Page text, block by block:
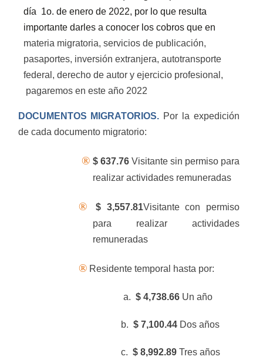
día 1o. de enero de 2022, por lo que resulta
importante darles a conocer los cobros que en
materia migratoria, servicios de publicación,
pasaportes, inversión extranjera, autotransporte
federal, derecho de autor y ejercicio profesional,
pagaremos en este año 2022
DOCUMENTOS M IGRATORIOS. Por la expedición
de cada documento migratorio:
® $ 637.76Visitante sin permiso para
realizar actividades remuneradas
® $ 3,557.81Visitante con permiso
para realizar actividades
remuneradas
® Residente temporal hasta por:
a. $ 4,738.66 Un año
b. $ 7,100.44 Dos años
c. $ 8,992.89 Tres años